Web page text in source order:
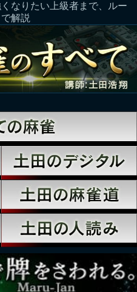
なりたい上級者まで、ルー
解説